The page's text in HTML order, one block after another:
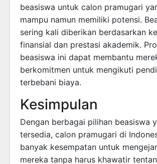
beasiswa untuk calon pramugari
mampu namun memiliki potensi.
sering kali diberikan berdasarkan
finansial dan prestasi akademik.
beasiswa ini dapat membantu
berkomitmen untuk mengikuti
terbebani biaya.
Kesimpulan
Dengan berbagai pilihan beasiswa
tersedia, calon pramugari di
banyak kesempatan untuk
mereka tanpa harus khawatir